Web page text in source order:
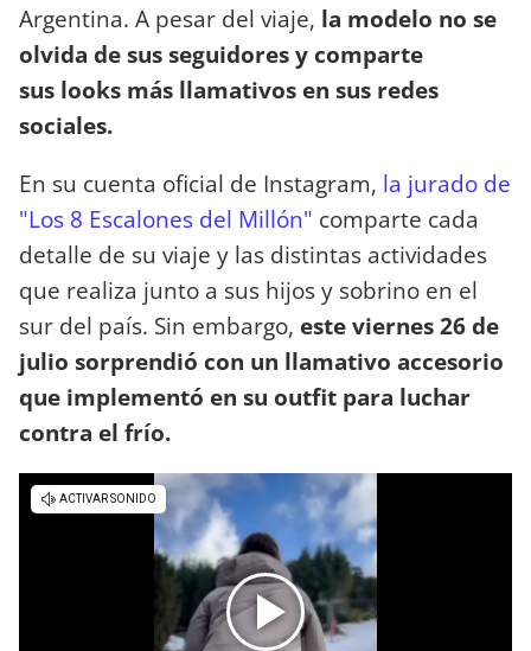
Argentina. A pesar del viaje, la modelo no se
olvida de sus seguidores y comparte
sus looks más llamativos en sus redes
sociales.
En su cuenta oficial de Instagram, la jurado de
"Los 8 Escalones del Millón" comparte cada
detalle de su viaje y las distintas actividades
que realiza junto a sus hijos y sobrino en el
sur del país. Sin embargo, este viernes 26 de
julio sorprendió con un llamativo accesorio
que implementó en su outfit para luchar
contra el frío.